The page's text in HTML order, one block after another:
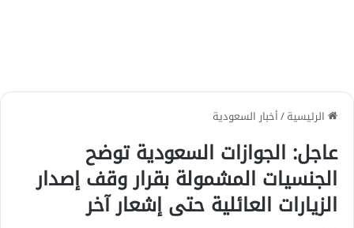
الرئيسية/أخبار السعودية
عاجل: الجوازات السعودية توضح
الجنسيات المشمولة بقرار وقف إصدار
الزيارات العائلية حتى إشعار آخر